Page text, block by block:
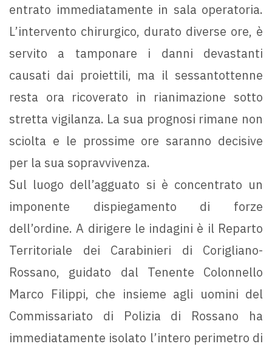
entrato immediatamente in sala operatoria.
L’intervento chirurgico, durato diverse ore, è
servito a tamponare i danni devastanti
causati dai proiettili, ma il sessantottenne
resta ora ricoverato in rianimazione sotto
stretta vigilanza. La sua prognosi rimane non
sciolta e le prossime ore saranno decisive
per la sua sopravvivenza.
Sul luogo dell’agguato si è concentrato un
imponente dispiegamento di forze
dell’ordine. A dirigere le indagini è il Reparto
Territoriale dei Carabinieri di Corigliano-
Rossano, guidato dal Tenente Colonnello
Marco Filippi, che insieme agli uomini del
Commissariato di Polizia di Rossano ha
immediatamente isolato l’intero perimetro di